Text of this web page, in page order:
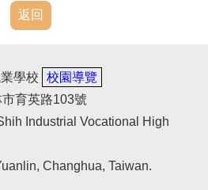
返回
學校
校園導覽
育英路103號
Industrial Vocational High
Changhua, Taiwan.